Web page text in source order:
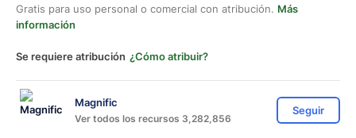
Gratis para uso personal o comercial con atribución. Más
información
Se requiere atribución ¿Cómo atribuir?
Magnific
Ver todos los recursos 3,282,856
Seguir